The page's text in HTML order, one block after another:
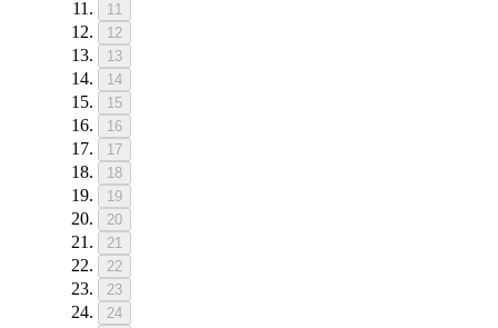
11
12
13
14
15
16
17
18
19
20
21
22
23
24